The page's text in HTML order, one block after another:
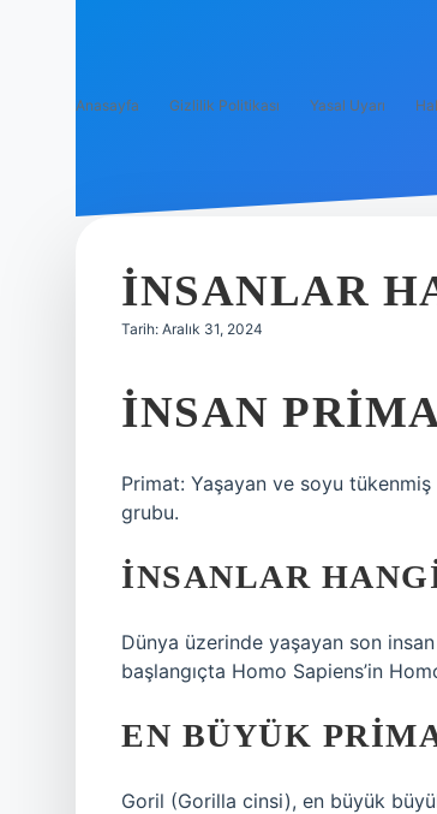
Anasayfa Gizlilik Politikası Yasal Uyarı
İNSANLAR
Tarih: Aralık 31, 2024
İNSAN
Primat: Yaşayan ve soyu
grubu.
İNSANLAR
Dünya üzerinde yaşayan son
başlangıçta Homo Sapiens’in
EN BÜYÜK
Goril (Gorilla cinsi), en büyük